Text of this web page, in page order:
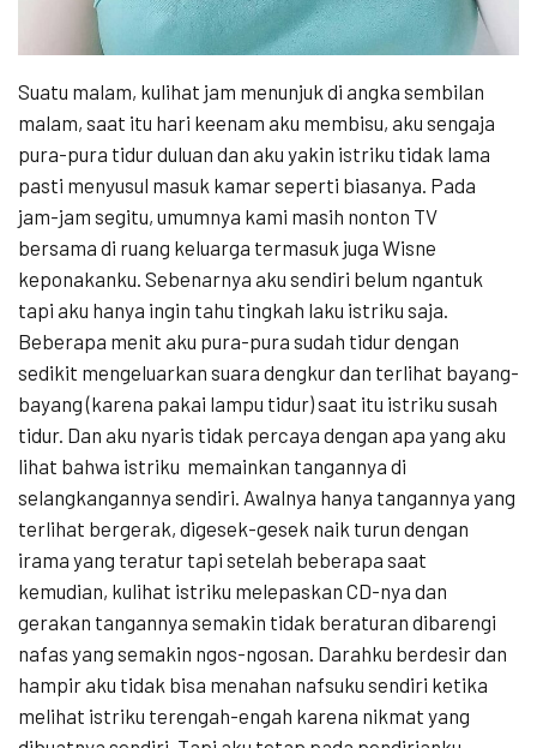
Suatu malam, kulihat jam menunjuk di angka sembilan
malam, saat itu hari keenam aku membisu, aku sengaja
pura-pura tidur duluan dan aku yakin istriku tidak lama
pasti menyusul masuk kamar seperti biasanya. Pada
jam-jam segitu, umumnya kami masih nonton TV
bersama di ruang keluarga termasuk juga Wisne
keponakanku. Sebenarnya aku sendiri belum ngantuk
tapi aku hanya ingin tahu tingkah laku istriku saja.
Beberapa menit aku pura-pura sudah tidur dengan
sedikit mengeluarkan suara dengkur dan terlihat bayang-
bayang (karena pakai lampu tidur) saat itu istriku susah
tidur. Dan aku nyaris tidak percaya dengan apa yang aku
lihat bahwa istriku memainkan tangannya di
selangkangannya sendiri. Awalnya hanya tangannya yang
terlihat bergerak, digesek-gesek naik turun dengan
irama yang teratur tapi setelah beberapa saat
kemudian, kulihat istriku melepaskan CD-nya dan
gerakan tangannya semakin tidak beraturan dibarengi
nafas yang semakin ngos-ngosan. Darahku berdesir dan
hampir aku tidak bisa menahan nafsuku sendiri ketika
melihat istriku terengah-engah karena nikmat yang